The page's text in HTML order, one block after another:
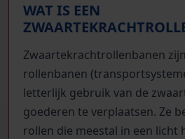
WAT IS EEN
Zwaartekrachtrollenbanen
rollenbanen
letterlijk gebruik van de
goederen te verplaatsen. Ze
rollen die meestal in een licht